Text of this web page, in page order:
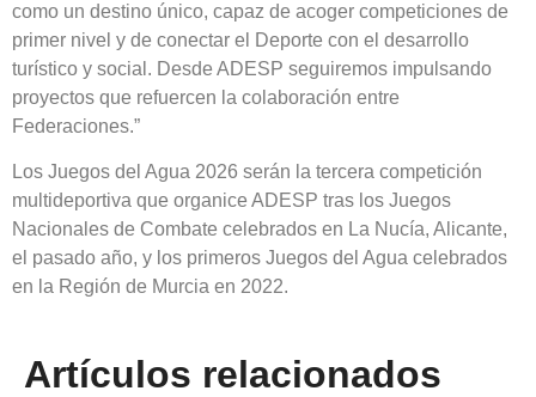
como un destino único, capaz de acoger competiciones de
primer nivel y de conectar el Deporte con el desarrollo
turístico y social. Desde ADESP seguiremos impulsando
proyectos que refuercen la colaboración entre
Federaciones.”
Los Juegos del Agua 2026 serán la tercera competición
multideportiva que organice ADESP tras los Juegos
Nacionales de Combate celebrados en La Nucía, Alicante,
el pasado año, y los primeros Juegos del Agua celebrados
en la Región de Murcia en 2022.
Artículos relacionados